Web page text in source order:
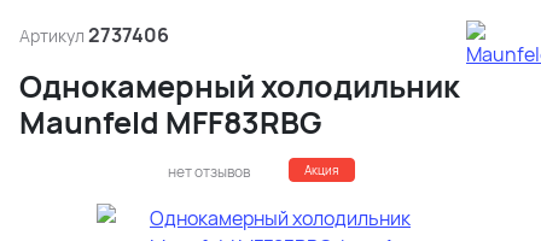
Артикул 2737406
Однокамерный холодильник
Maunfeld MFF83RBG
нет отзывов Акция